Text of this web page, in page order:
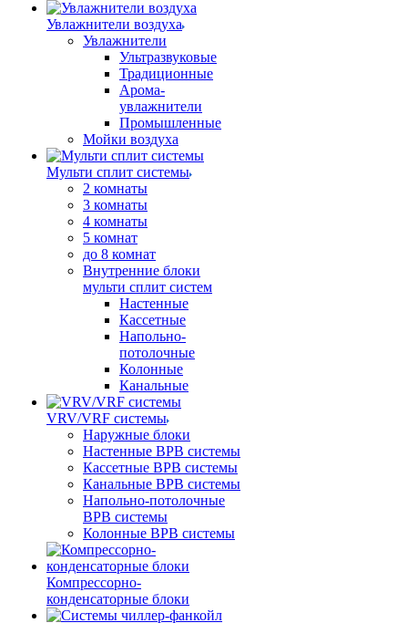
Увлажнители воздуха
Увлажнители
Ультразвуковые
Традиционные
Арома-
увлажнители
Промышленные
Мойки воздуха
Мульти сплит системы
2 комнаты
3 комнаты
4 комнаты
5 комнат
до 8 комнат
Внутренние блоки
мульти сплит систем
Настенные
Кассетные
Напольно-
потолочные
Колонные
Канальные
VRV/VRF системы
Наружные блоки
Настенные ВРВ системы
Кассетные ВРВ системы
Канальные ВРВ системы
Напольно-потолочные
ВРВ системы
Колонные ВРВ системы
Компрессорно-
конденсаторные блоки